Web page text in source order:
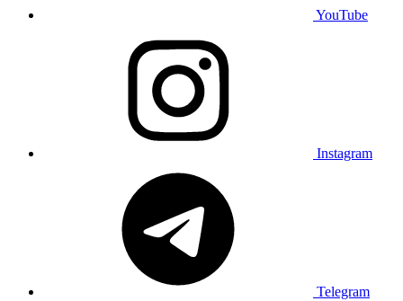
YouTube
Instagram
Telegram